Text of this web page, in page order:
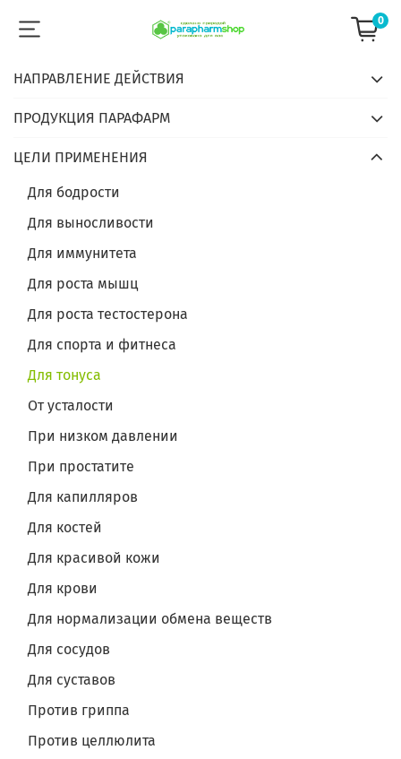
0
НАПРАВЛЕНИЕ ДЕЙСТВИЯ
ПРОДУКЦИЯ ПАРАФАРМ
ЦЕЛИ ПРИМЕНЕНИЯ
Для бодрости
Для выносливости
Для иммунитета
Для роста мышц
Для роста тестостерона
Для спорта и фитнеса
Для тонуса
От усталости
При низком давлении
При простатите
Для капилляров
Для костей
Для красивой кожи
Для крови
Для нормализации обмена веществ
Для сосудов
Для суставов
Против гриппа
Против целлюлита